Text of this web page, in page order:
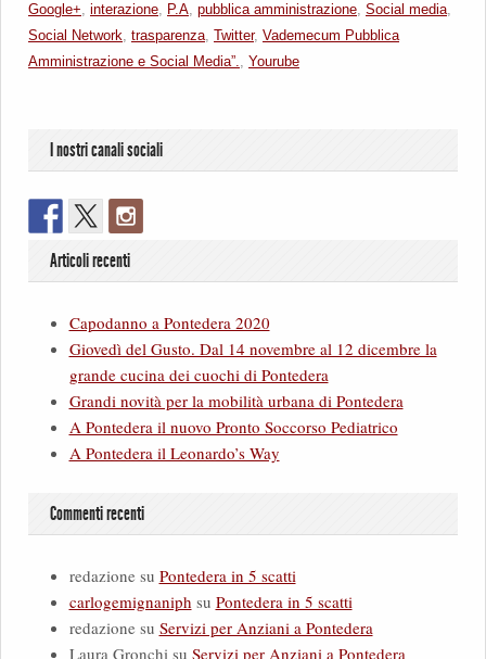
Google+, interazione, P.A, pubblica amministrazione, Social media,
Social Network, trasparenza, Twitter, Vademecum Pubblica
Amministrazione e Social Media”., Yourube
I nostri canali sociali
Articoli recenti
Capodanno a Pontedera 2020
Giovedì del Gusto. Dal 14 novembre al 12 dicembre la
grande cucina dei cuochi di Pontedera
Grandi novità per la mobilità urbana di Pontedera
A Pontedera il nuovo Pronto Soccorso Pediatrico
A Pontedera il Leonardo’s Way
Commenti recenti
redazionesu Pontedera in 5 scatti
carlogemignaniph su Pontedera in 5 scatti
redazionesu Servizi per Anziani a Pontedera
Laura Gronchisu Servizi per Anziani a Pontedera